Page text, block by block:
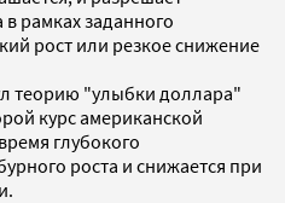
рамках заданного
рост или резкое снижение
теорию "улыбки доллара"
курс американской
глубокого
роста и снижается при